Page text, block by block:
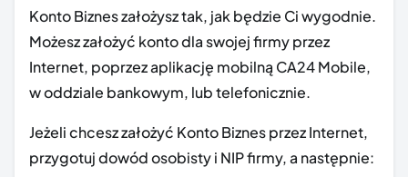
Konto Biznes założysz tak, jak będzie Ci wygodnie.
Możesz założyć konto dla swojej firmy przez
Internet, poprzez aplikację mobilną CA24 Mobile,
w oddziale bankowym, lub telefonicznie.
Jeżeli chcesz założyć Konto Biznes przez Internet,
przygotuj dowód osobisty i NIP firmy, a następnie: